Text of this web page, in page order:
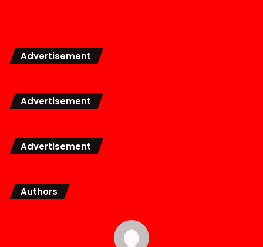
Advertisement
Advertisement
Advertisement
Authors